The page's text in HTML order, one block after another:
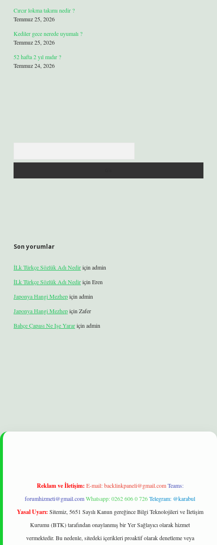
Cırcır lokma takımı nedir ?
Temmuz 25, 2026
Kediler gece nerede uyumalı ?
Temmuz 25, 2026
52 hafta 2 yıl mıdır ?
Temmuz 24, 2026
Son yorumlar
İLk Türkçe Sözlük Adı Nediriçin admin
İLk Türkçe Sözlük Adı Nediriçin Eren
Japonya Hangi Mezhepiçin admin
Japonya Hangi Mezhepiçin Zafer
Bahçe Çapası Ne Işe Yarariçin admin
betexper yeni girişilbet
Reklam ve İletişim: E-mail:backlinkpaneli@gmail.com Teams:
forumhizmeti@gmail.comWhatsapp: 0262 606 0 726Telegram: @karabul
Yasal Uyarı: Sitemiz, 5651 Sayılı Kanun gereğince Bilgi Teknolojileri ve İletişim
Kurumu (BTK) tarafından onaylanmış bir Yer Sağlayıcı olarak hizmet
vermektedir. Bu nedenle, sitedeki içerikleri proaktif olarak denetleme veya